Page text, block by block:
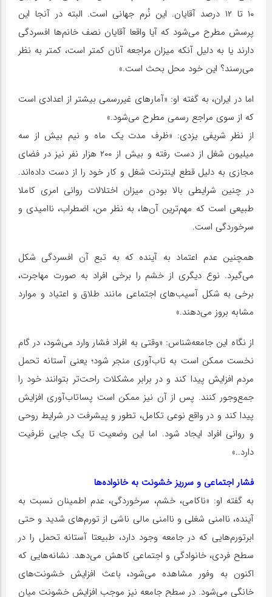
۱۰ تا ۱۲ درصد آقایان. این نُرم جهانی است. البته در آنجا این
پرسش مطرح می‌شود که آیا واقعا آقایان نصف خانم‌ها افسردگی
دارند یا به دلیل آنکه میزان مراجعه آنان کمتر است، کمتر به نظر
می‌رسند؟ این خود محل بحث است.»
اما در ایران، به گفته او: «آمارهای غیررسمی بیشتر از اعدادی است
که از سوی مراجع رسمی مطرح می‌شود.»
از نظر شریفی یزدی: «ظرف مدت یک ماه و نیم بیش از سه
میلیون شغل از دست رفته و بیش از ۲۰۰ هزار نفر نیز در فضای
مجازی به دلیل قطع اینترنت شغل و کار خود را از دست داده‌اند.
در چنین شرایطی بالا بودن میزان اختلالات روانی امری کاملا
طبیعی است که مهم‌ترین آن‌ها، به نظر من، اضطراب، ناامیدی و
سرخوردگی است.
همچنین‌ عدم اعتماد به آینده که به تبع آن افسردگی شکل
می‌گیرد. نوع دیگری از خشم را برخی افراد به صورت مهاجرت،
برخی به شکل آسیب‌های اجتماعی مانند طلاق و اعتیاد و موارد
مشابه بروز می‌دهند.»
از نگاه این جامعه‌شناس: «وقتی به افراد فشار وارد می‌شود، در گام
نخست ممکن است به تاب‌آوری منجر شود؛ یعنی آستانه تحمل
مردم افزایش پیدا کند و در برابر مشکلات راحت‌تر بتوانند خود را
جمع‌وجور کنند. پس از آن نیز ممکن است پساتاب‌آوری افزایش
پیدا کند و در واقع نوعی تکامل، تطور و پیشرفت در شرایط روحی
و روانی افراد ایجاد شود. اما این وضعیت تا یک جایی ظرفیت
دارد..»
فشار اجتماعی و سرریز خشونت به خانواده‌ها
به گفته او: «ناکامی، خشم، سرخوردگی، عدم اطمینان نسبت به
آینده، ناامنی شغلی و ناامنی مالی ناشی از تورم‌های شدید و حتی
ابرتورم‌هایی که در جامعه وجود دارد، طبیعتا آستانه تحمل را در
سطح فردی، خانوادگی و اجتماعی کاهش می‌دهد. نشانه‌هایی که
اکنون به وفور مشاهده می‌شود، باعث افزایش خشونت‌های
خانگی می‌شود. در سطح جامعه نیز موجب افزایش خشونت میان